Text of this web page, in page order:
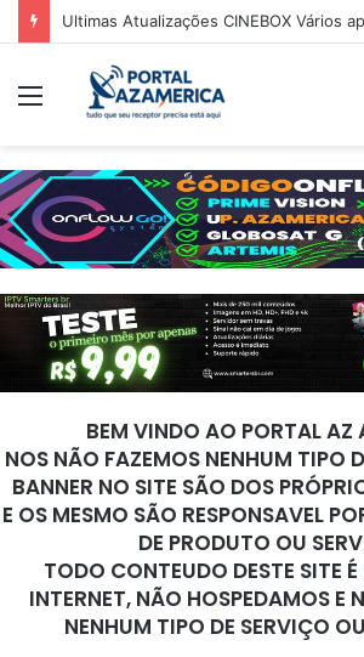
Ultimas Atualizações CINEBOX Vários
BEM VINDO AO PORTAL AZ
NOS NÃO FAZEMOS NENHUM TIPO
BANNER NO SITE SÃO DOS
E OS MESMO SÃO RESPONSAVEL
DE PRODUTO OU
TODO CONTEUDO DESTE SITE
INTERNET, NÃO HOSPEDAMOS E
NENHUM TIPO DE SERVIÇO